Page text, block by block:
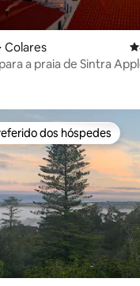
média de 5, 135
Colares
a praia de Sintra
média de 5, 407
os melhores preferidos
dos hóspedes